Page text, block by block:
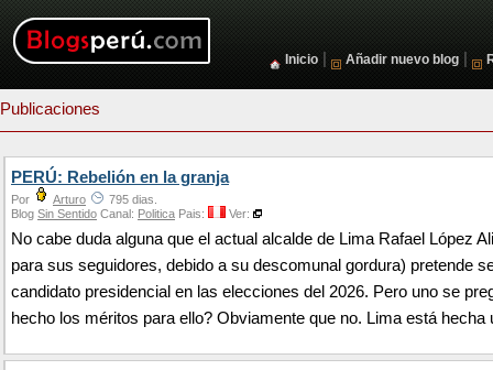
Inicio Añadir nuevo blog
Publicaciones
PERÚ: Rebelión en la granja
Por Arturo
795 dias.
Blog Sin Sentido Canal: Politica Pais: Ver:
No cabe duda alguna que el actual alcalde de Lima Rafael López
para sus seguidores, debido a su descomunal gordura) pretende
candidato presidencial en las elecciones del 2026. Pero uno se
hecho los méritos para ello? Obviamente que no. Lima está hecha